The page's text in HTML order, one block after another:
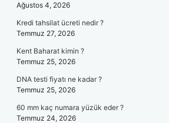
Ağustos 4, 2026
Kredi tahsilat ücreti nedir ?
Temmuz 27, 2026
Kent Baharat kimin ?
Temmuz 25, 2026
DNA testi fiyatı ne kadar ?
Temmuz 25, 2026
60 mm kaç numara yüzük eder ?
Temmuz 24, 2026